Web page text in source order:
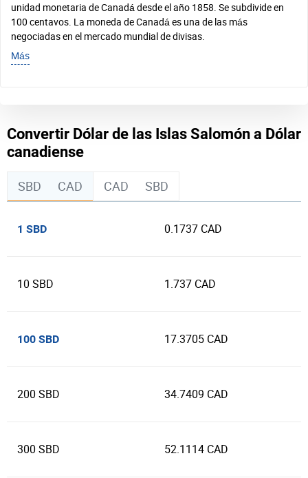
unidad monetaria de Canadá desde el año 1858. Se subdivide en
100 centavos. La moneda de Canadá es una de las más
negociadas en el mercado mundial de divisas.
Más
Convertir Dólar de las Islas Salomón a Dólar
canadiense
SBD CAD CAD SBD
1 SBD 0.1737 CAD
10 SBD 1.737 CAD
100 SBD 17.3705 CAD
200 SBD 34.7409 CAD
300 SBD 52.1114 CAD